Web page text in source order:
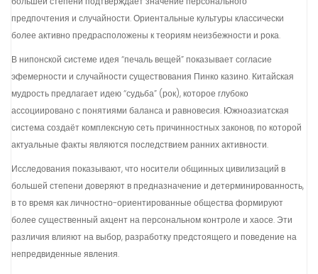
предпочтения и случайности. Ориентальные культуры классически
более активно предрасположены к теориям неизбежности и рока.
В нипонской системе идея “печаль вещей” показывает согласие
эфемерности и случайности существования Пинко казино. Китайская
мудрость предлагает идею “судьба” (рок), которое глубоко
ассоциировано с понятиями баланса и равновесия. Южноазиатская
система создаёт комплексную сеть причинностных законов, по которой
актуальные факты являются последствием ранних активности.
Исследования показывают, что носители общинных цивилизаций в
большей степени доверяют в предназначение и детерминированность,
в то время как личностно-ориентированные общества формируют
более существенный акцент на персональном контроле и хаосе. Эти
различия влияют на выбор, разработку предстоящего и поведение на
непредвиденные явления.